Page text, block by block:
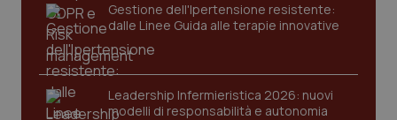
Gestione dell'Ipertensione resistente:
dalle Linee Guida alle terapie innovative
Leadership Infermieristica 2026: nuovi
modelli di responsabilità e autonomia